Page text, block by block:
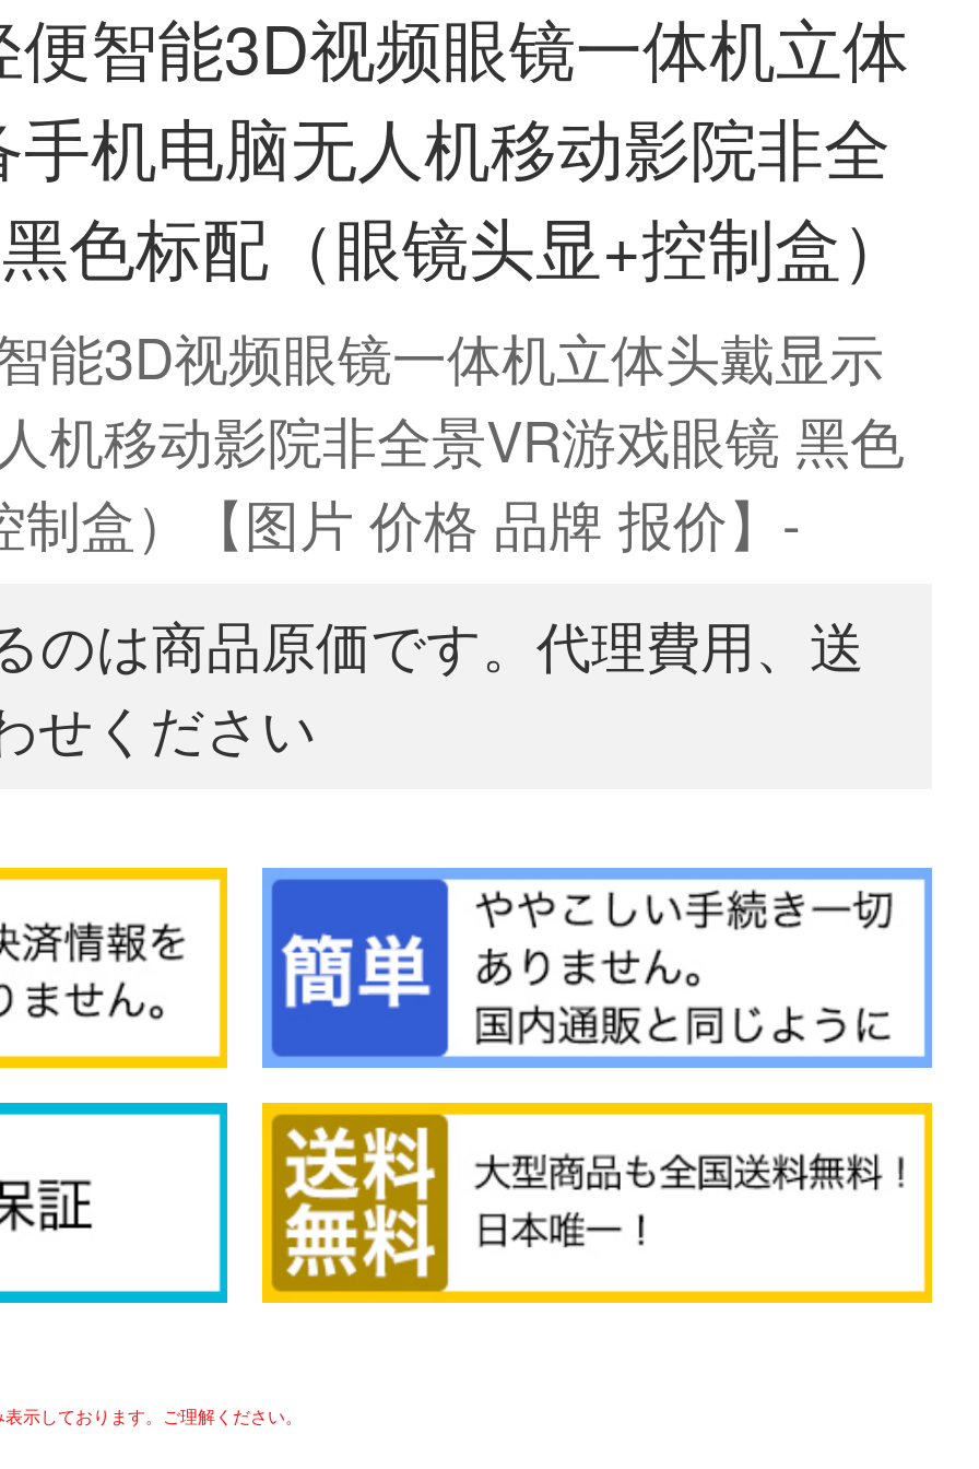
智能3D视频眼镜一体机立体
机电脑无人机移动影院非全
色标配（眼镜头显+控制盒）
能3D视频眼镜一体机立体头戴显示
机移动影院非全景VR游戏眼镜 黑色
盒）【图片 价格 品牌 报价】-
のは商品原価です。代理費用、送
せください
示しております。ご理解ください。